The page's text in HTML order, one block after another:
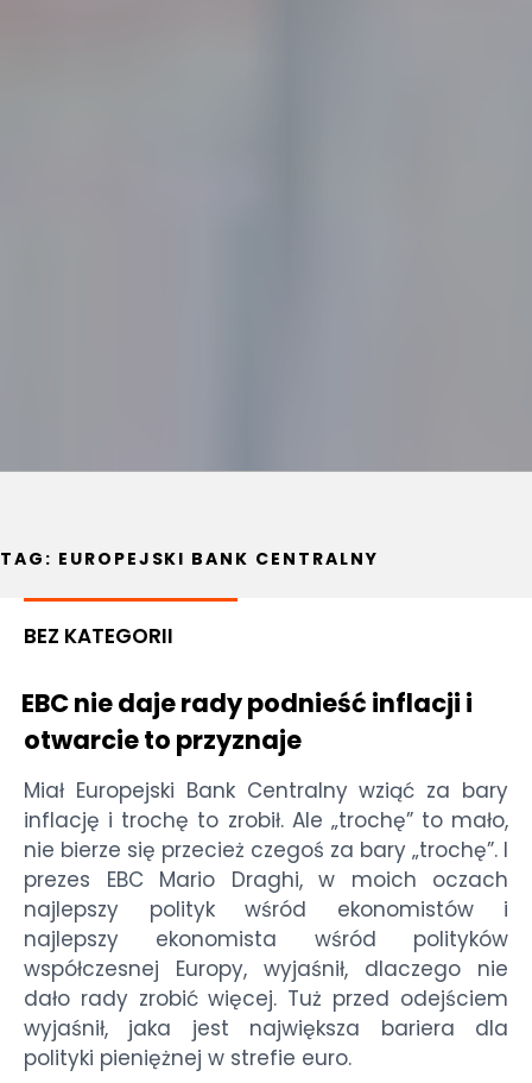
TAG: EUROPEJSKI BANK CENTRALNY
BEZ KATEGORII
EBC nie daje rady podnieść inflacji i
otwarcie to przyznaje
Miał Europejski Bank Centralny wziąć za bary
inflację i trochę to zrobił. Ale „trochę” to mało,
nie bierze się przecież czegoś za bary „trochę”. I
prezes EBC Mario Draghi, w moich oczach
najlepszy polityk wśród ekonomistów i
najlepszy ekonomista wśród polityków
współczesnej Europy, wyjaśnił, dlaczego nie
dało rady zrobić więcej. Tuż przed odejściem
wyjaśnił, jaka jest największa bariera dla
polityki pieniężnej w strefie euro.